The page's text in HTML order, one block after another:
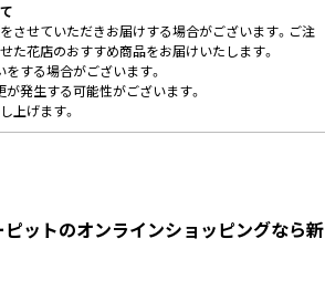
させていただきお届けする場合がございます。ご注
た花店のおすすめ商品をお届けいたします。
する場合がございます。
発生する可能性がございます。
上げます。
ットのオンラインショッピングなら新